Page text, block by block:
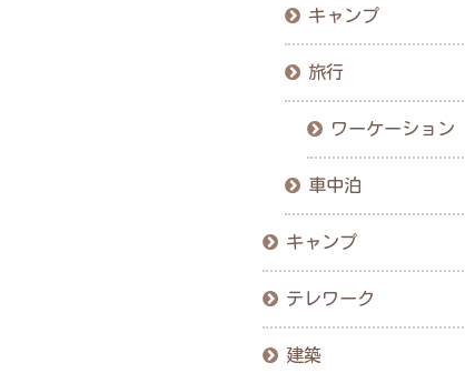
キャンプ
旅行
ワーケーション
車中泊
キャンプ
テレワーク
建築